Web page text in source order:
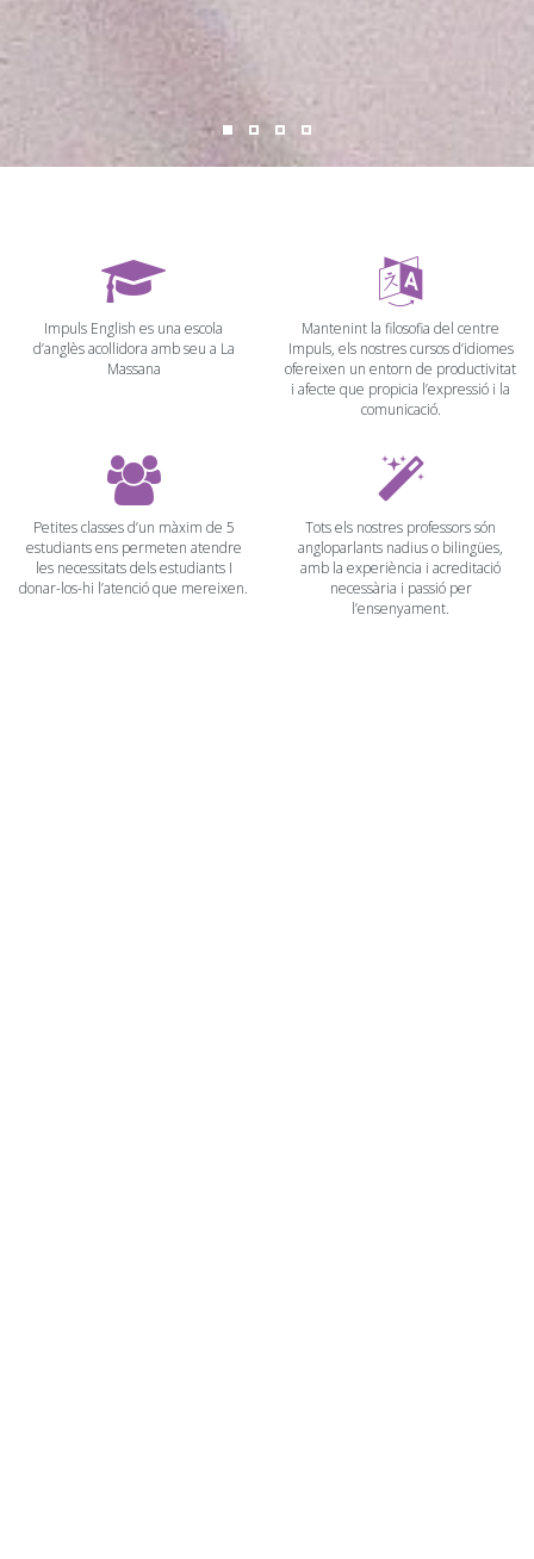
Impuls English es una escola
d’anglès acollidora amb seu a La
Massana
Mantenint la filosofia del centre
Impuls, els nostres cursos d’idiomes
ofereixen un entorn de productivitat
i afecte que propicia l’expressió i la
comunicació.
Petites classes d’un màxim de 5
estudiants ens permeten atendre
les necessitats dels estudiants I
donar-los-hi l’atenció que mereixen.
Tots els nostres professors són
angloparlants nadius o bilingües,
amb la experiència i acreditació
necessària i passió per
l’ensenyament.